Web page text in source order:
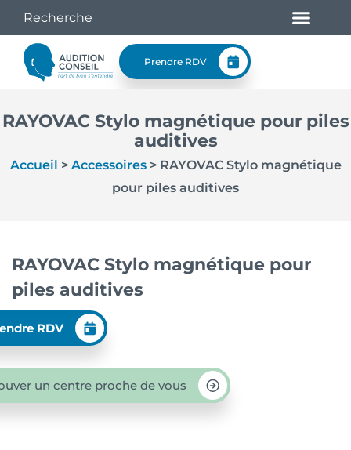
Prendre RDV
RAYOVAC Stylo magnétique pour piles
auditives
Accueil > Accessoires> RAYOVAC Stylo magnétique
pour piles auditives
RAYOVAC Stylo magnétique pour
piles auditives
RDV
un centre proche de vous